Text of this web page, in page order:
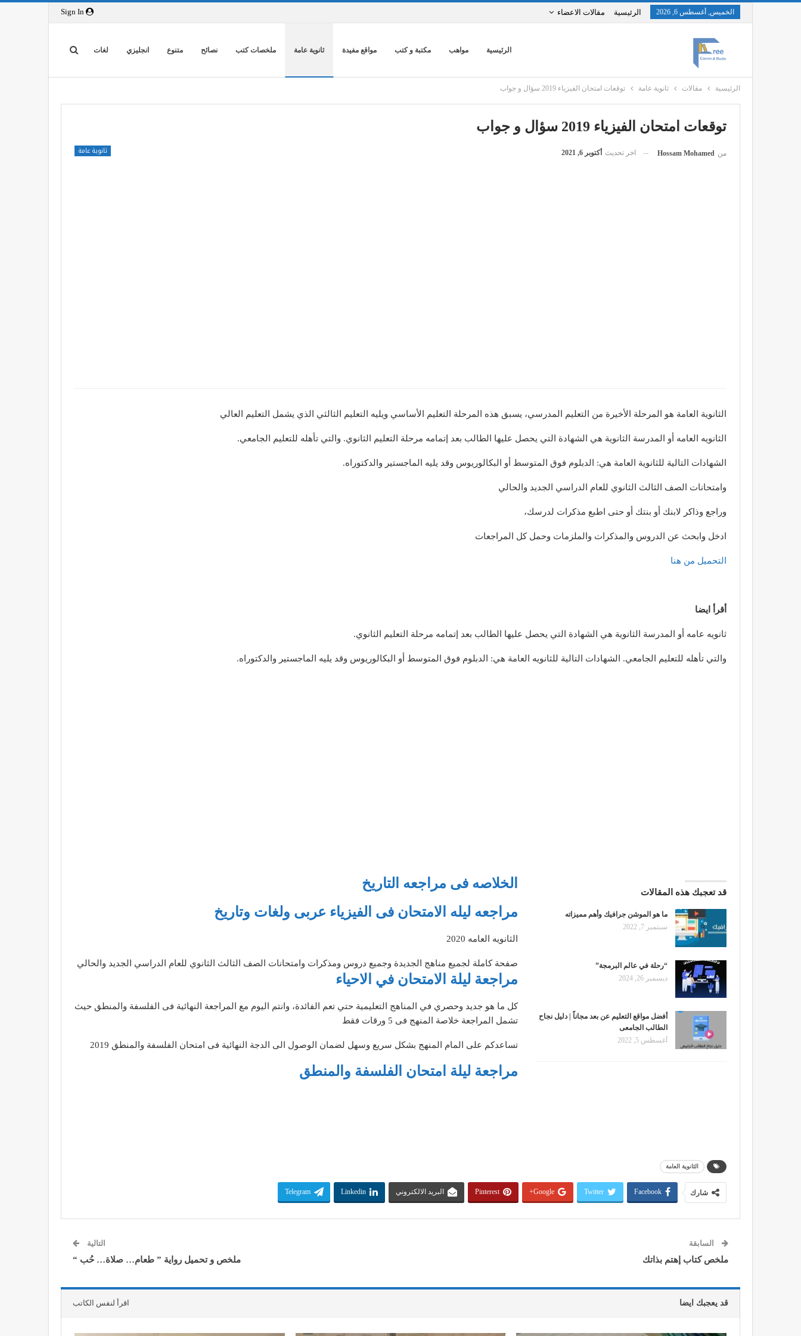
الخميس, أغسطس 6, 2026 الرئيسية مقالات الاعضاء
الرئيسية مواهب مكتبة و كتب مواقع مفيدة ثانوية عامة ملخصات كتب نصائح متنوع انجليزي لغات
الرئيسية مقالات ثانوية عامة توقعات امتحان الفيزياء 2019 سؤال و جواب
توقعات امتحان الفيزياء 2019 سؤال و جواب
ثانوية عامة من Hossam Mohamed اخر تحديث أكتوبر 6, 2021
الثانوية العامة هو المرحلة الأخيرة من التعليم المدرسي، يسبق هذه المرحلة التعليم الأساسي ويليه التعليم الثالثي الذي يشمل التعليم العالي
الثانويه العامه أو المدرسة الثانوية هي الشهادة التي يحصل عليها الطالب بعد إتمامه مرحلة التعليم الثانوي. والتي تأهله للتعليم الجامعي.
الشهادات التالية للثانوية العامة هي: الدبلوم فوق المتوسط أو البكالوريوس وقد يليه الماجستير والدكتوراه.
وامتحانات الصف الثالث الثانوي للعام الدراسي الجديد والحالي
وراجع وذاكر لابنك أو بنتك أو حتى اطبع مذكرات لدرسك،
ادخل وابحث عن الدروس والمذكرات والملزمات وحمل كل المراجعات
التحميل من هنا
أقرأ ايضا
ثانويه عامه أو المدرسة الثانوية هي الشهادة التي يحصل عليها الطالب بعد إتمامه مرحلة التعليم الثانوي.
والتي تأهله للتعليم الجامعي. الشهادات التالية للثانويه العامة هي: الدبلوم فوق المتوسط أو البكالوريوس وقد يليه الماجستير والدكتوراه.
قد تعجبك هذه المقالات
ما هو الموشن جرافيك وأهم مميزاته
سبتمبر 7, 2022
“رحلة في عالم البرمجة”
ديسمبر 26, 2024
أفضل مواقع التعليم عن بعد مجاناً | دليل نجاح
الطالب الجامعى
أغسطس 5, 2022
الخلاصه فى مراجعه التاريخ
مراجعه ليله الامتحان فى الفيزياء عربى ولغات وتاريخ
الثانويه العامه 2020
صفحة كاملة لجميع مناهج الجديدة وجميع دروس ومذكرات وامتحانات الصف الثالث الثانوي للعام الدراسي الجديد والحالي
مراجعة ليلة الامتحان في الاحياء
كل ما هو جديد وحصري في المناهج التعليمية حتي تعم الفائدة، وانتم اليوم مع المراجعة النهائية فى الفلسفة والمنطق حيث
تشمل المراجعة خلاصة المنهج فى 5 ورقات فقط
تساعدكم على المام المنهج بشكل سريع وسهل لضمان الوصول الى الدجة النهائية فى امتحان الفلسفة والمنطق 2019
مراجعة ليلة امتحان الفلسفة والمنطق
الثانوية العامة
شارك Facebook
Twitter
Google+
Pinterest البريد الالكتروني Linkedin
Telegram
السابقة
ملخص كتاب إهتم بذاتك
التالية
ملخص و تحميل رواية ” طعام… صلاة… حُب “
قد يعجبك ايضا اقرأ لنفس الكاتب